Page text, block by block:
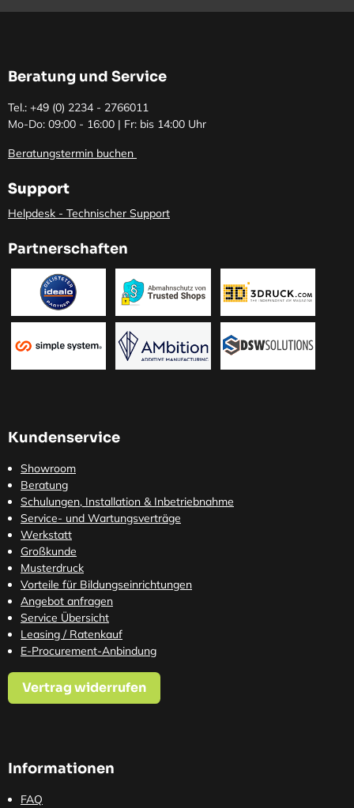
Beratung und Service
Tel.: +49 (0) 2234 - 2766011
Mo-Do: 09:00 - 16:00 | Fr: bis 14:00 Uhr
Beratungstermin buchen
Support
Helpdesk - Technischer Support
Partnerschaften
Kundenservice
Showroom
Beratung
Schulungen, Installation & Inbetriebnahme
Service- und Wartungsverträge
Werkstatt
Großkunde
Musterdruck
Vorteile für Bildungseinrichtungen
Angebot anfragen
Service Übersicht
Leasing / Ratenkauf
E-Procurement-Anbindung
Vertrag widerrufen
Informationen
FAQ